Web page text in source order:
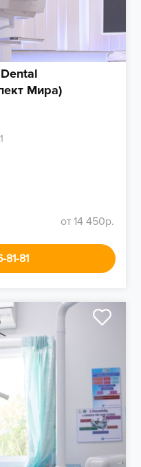
Мира)
от 14 450р.
81-81